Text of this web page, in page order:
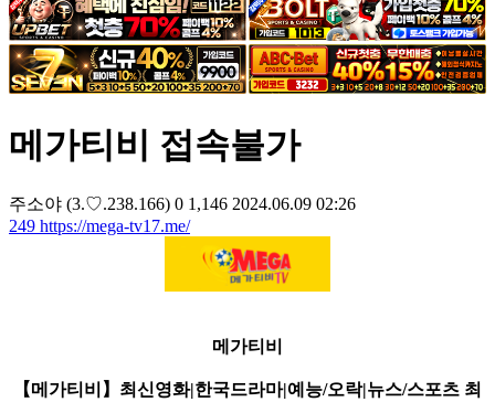
메가티비 접속불가
주소야 (3.♡.238.166) 0 1,146 2024.06.09 02:26
249 https://mega-tv17.me/
메가티비
【메가티비】최신영화|한국드라마|예능/오락|뉴스/스포츠 최